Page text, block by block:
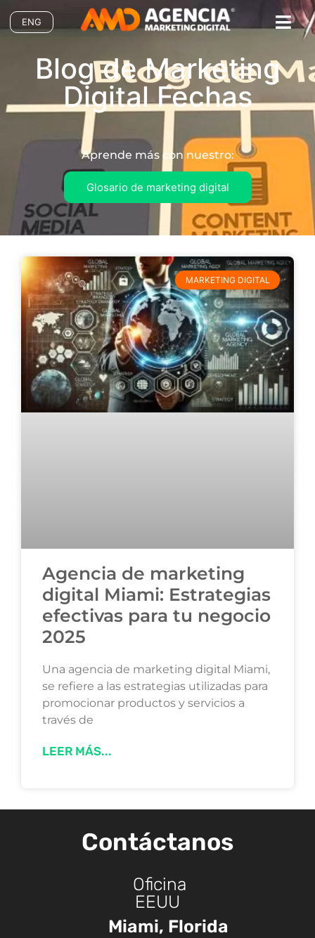
ENG
Blog de Marketing
Digital Fechas
Aprende más con nuestro:
Glosario de marketing digital
MARKETING DIGITAL
Agencia de marketing
digital Miami: Estrategias
efectivas para tu negocio
2025
Una agencia de marketing digital Miami,
se refiere a las estrategias utilizadas para
promocionar productos y servicios a
través de
LEER MÁS...
Contáctanos
Oficina
EEUU
Miami, Florida